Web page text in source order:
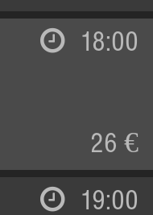
18:00
26 €
19:00